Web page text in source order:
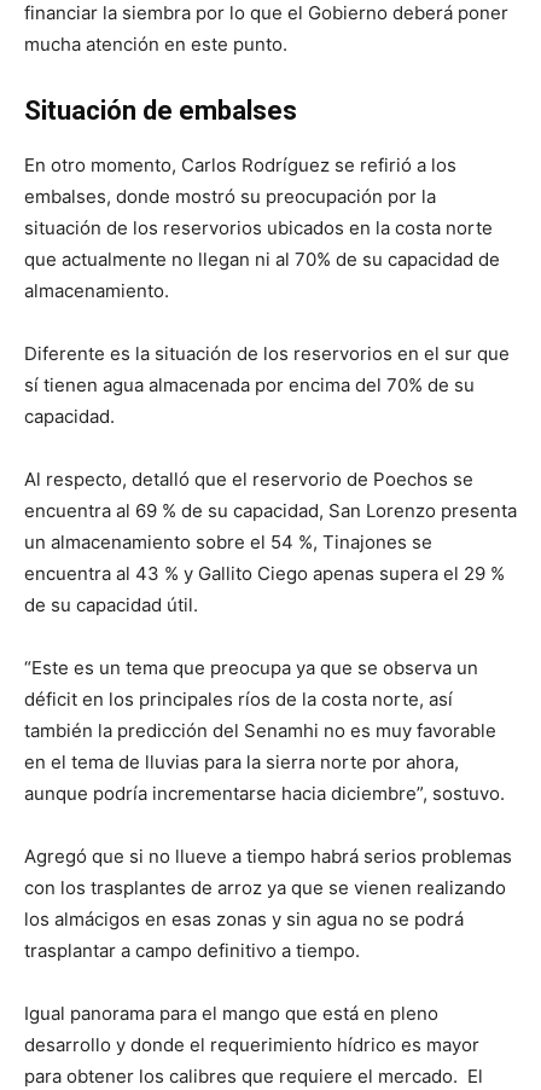
financiar la siembra por lo que el Gobierno deberá poner
mucha atención en este punto.
Situación de embalses
En otro momento, Carlos Rodríguez se refirió a los
embalses, donde mostró su preocupación por la
situación de los reservorios ubicados en la costa norte
que actualmente no llegan ni al 70% de su capacidad de
almacenamiento.
Diferente es la situación de los reservorios en el sur que
sí tienen agua almacenada por encima del 70% de su
capacidad.
Al respecto, detalló que el reservorio de Poechos se
encuentra al 69 % de su capacidad, San Lorenzo presenta
un almacenamiento sobre el 54 %, Tinajones se
encuentra al 43 % y Gallito Ciego apenas supera el 29 %
de su capacidad útil.
“Este es un tema que preocupa ya que se observa un
déficit en los principales ríos de la costa norte, así
también la predicción del Senamhi no es muy favorable
en el tema de lluvias para la sierra norte por ahora,
aunque podría incrementarse hacia diciembre”, sostuvo.
Agregó que si no llueve a tiempo habrá serios problemas
con los trasplantes de arroz ya que se vienen realizando
los almácigos en esas zonas y sin agua no se podrá
trasplantar a campo definitivo a tiempo.
Igual panorama para el mango que está en pleno
desarrollo y donde el requerimiento hídrico es mayor
para obtener los calibres que requiere el mercado. El